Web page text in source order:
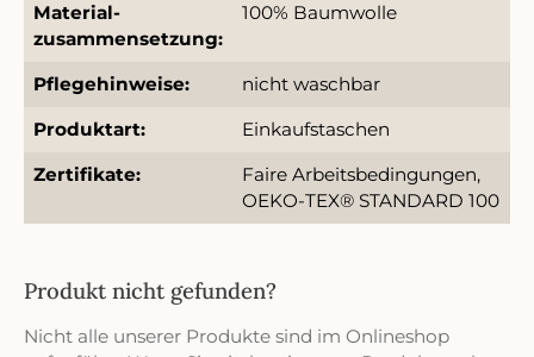
Material-
zusammensetzung:
100% Baumwolle
Pflegehinweise:
nicht waschbar
Produktart:
Einkaufstaschen
Zertifikate:
Faire Arbeitsbedingungen,
OEKO-TEX® STANDARD 100
Produkt nicht gefunden?
Nicht alle unserer Produkte sind im Onlineshop